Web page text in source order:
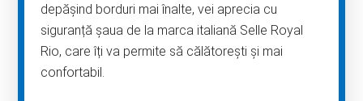
depășind borduri mai înalte, vei aprecia cu
siguranță șaua de la marca italiană Selle Royal
Rio, care îți va permite să călătorești și mai
confortabil.